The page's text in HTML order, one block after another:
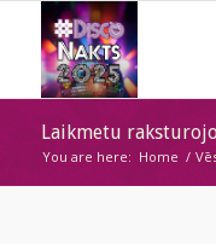
Laikmetu
You are here: Home /